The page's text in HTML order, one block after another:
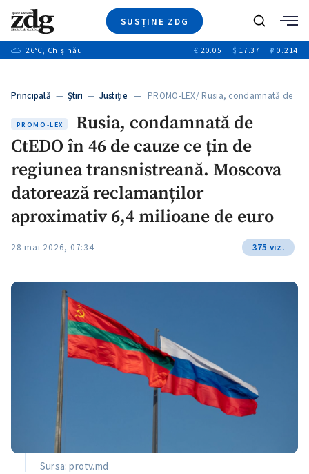
SUSȚINE ZDG
Ştiri
+7
Video
Special
+1
Blog
+2
Caută
26°C, Chișinău € 20.05 $ 17.37 ₽ 0.214
Principală — Ştiri — Justiție— PROMO-LEX/ Rusia, condamnată de
PROMO-LEX
Rusia, condamnată de
CtEDO în 46 de cauze ce țin de
regiunea transnistreană. Moscova
datorează reclamanților
aproximativ 6,4 milioane de euro
28 mai 2026, 07:34 375 viz.
Sursa: protv.md